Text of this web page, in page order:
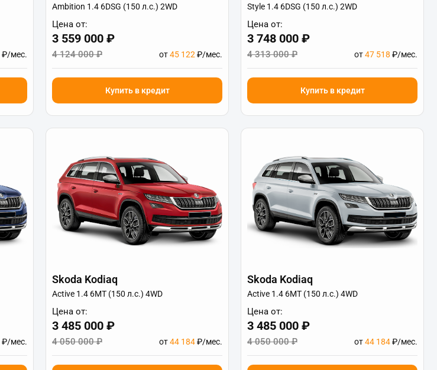
₽/мес.
Ambition 1.4 6DSG (150 л.с.) 2WD
Цена от:
3 559 000 ₽
4 124 000 ₽ от45 122 ₽/мес.
Купить в кредит
Style 1.4 6DSG (150 л.с.) 2WD
Цена от:
3 748 000 ₽
4 313 000 ₽ от47 518 ₽/мес.
Купить в кредит
₽/мес.
Skoda Kodiaq
Active 1.4 6МТ (150 л.с.) 4WD
Цена от:
3 485 000 ₽
4 050 000 ₽ от44 184₽/мес.
Skoda Kodiaq
Active 1.4 6МТ (150 л.с.) 4WD
Цена от:
3 485 000 ₽
4 050 000 ₽ от44 184₽/мес.